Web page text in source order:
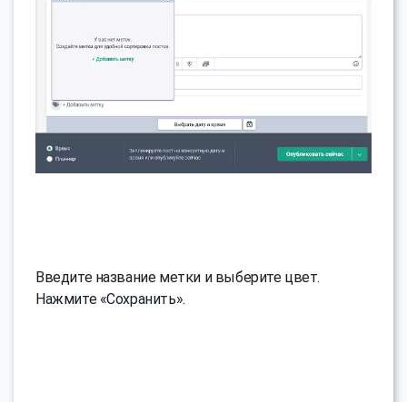
Введите название метки и выберите цвет.
Нажмите «Сохранить».